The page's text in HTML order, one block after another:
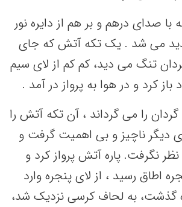
با صدای درهم و بر هم از دایره نور
می شد . یک تکه آتش که جای
تنگ می دید، کم کم از لای سیم
کرد و در هوا به پرواز در آمد .
را می گرداند ، آن تکه آتش را
دیگر ناچیز و بی اهمیت گرفت و
نگرفت. پاره آتش پرواز کرد و
اطاق رسید ، از لای پنجره وارد
گذشت، به لحاف کرسی نزدیک شد،